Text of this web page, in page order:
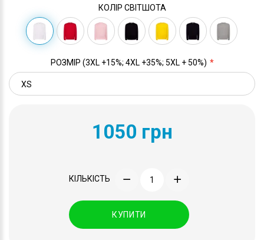
КОЛІР СВІТШОТА
РОЗМІР (3XL +15%; 4XL +35%; 5XL + 50%)
1050 грн
КІЛЬКІСТЬ
КУПИТИ